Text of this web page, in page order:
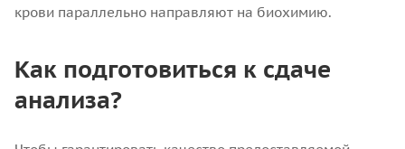
крови параллельно направляют на биохимию.
Как подготовиться к сдаче
анализа?